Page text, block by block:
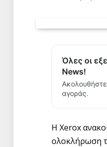
Όλες οι
News!
αγοράς.
Η Xerox
ολοκλήρωση